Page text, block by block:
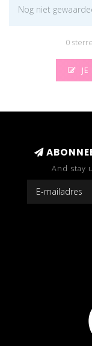
Nog niet
0
And stay